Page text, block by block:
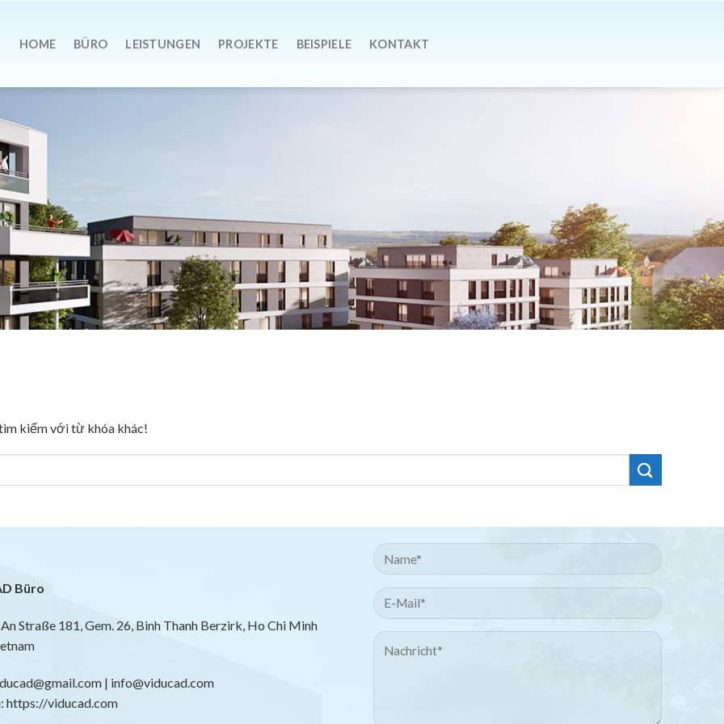
HOME BÜRO LEISTUNGEN PROJEKTE BEISPIELE KONTAKT
kiếm với từ khóa khác!
Büro
An Straße 181, Gem. 26, Binh Thanh Berzirk, Ho Chi Minh
| info@viducad.com
https://viducad.com